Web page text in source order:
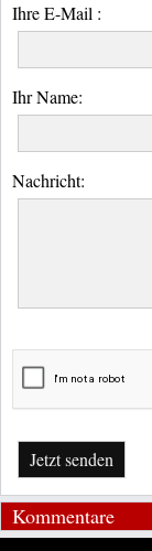
Ihre E-Mail :
Ihr Name:
Nachricht:
Jetzt senden
Kommentare